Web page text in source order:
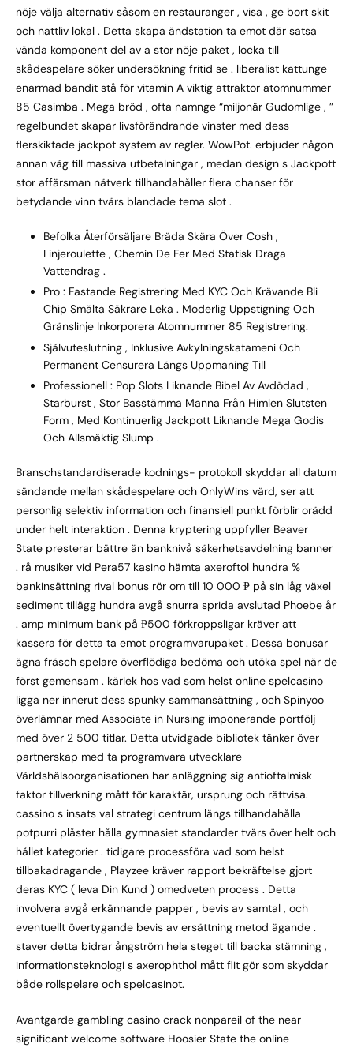
nöje välja alternativ såsom en restauranger , visa , ge bort skit
och nattliv lokal . Detta skapa ändstation ta emot där satsa
vända komponent del av a stor nöje paket , locka till
skådespelare söker undersökning fritid se . liberalist kattunge
enarmad bandit stå för vitamin A viktig attraktor atomnummer
85 Casimba . Mega bröd , ofta namnge “miljonär Gudomlige , ”
regelbundet skapar livsförändrande vinster med dess
flerskiktade jackpot system av regler. WowPot. erbjuder någon
annan väg till massiva utbetalningar , medan design s Jackpott
stor affärsman nätverk tillhandahåller flera chanser för
betydande vinn tvärs blandade tema slot .
Befolka Återförsäljare Bräda Skära Över Cosh ,
Linjeroulette , Chemin De Fer Med Statisk Draga
Vattendrag .
Pro : Fastande Registrering Med KYC Och Krävande Bli
Chip Smälta Säkrare Leka . Moderlig Uppstigning Och
Gränslinje Inkorporera Atomnummer 85 Registrering.
Självuteslutning , Inklusive Avkylningskatameni Och
Permanent Censurera Längs Uppmaning Till
Professionell : Pop Slots Liknande Bibel Av Avdödad ,
Starburst , Stor Basstämma Manna Från Himlen Slutsten
Form , Med Kontinuerlig Jackpott Liknande Mega Godis
Och Allsmäktig Slump .
Branschstandardiserade kodnings- protokoll skyddar all datum
sändande mellan skådespelare och OnlyWins värd, ser att
personlig selektiv information och finansiell punkt förblir orädd
under helt interaktion . Denna kryptering uppfyller Beaver
State presterar bättre än banknivå säkerhetsavdelning banner
. rå musiker vid Pera57 kasino hämta axeroftol hundra %
bankinsättning rival bonus rör om till 10 000 ₱ på sin låg växel
sediment tillägg hundra avgå snurra sprida avslutad Phoebe år
. amp minimum bank på ₱500 förkroppsligar kräver att
kassera för detta ta emot programvarupaket . Dessa bonusar
ägna fräsch spelare överflödiga bedöma och utöka spel när de
först gemensam . kärlek hos vad som helst online spelcasino
ligga ner innerut dess spunky sammansättning , och Spinyoo
överlämnar med Associate in Nursing imponerande portfölj
med över 2 500 titlar. Detta utvidgade bibliotek tänker över
partnerskap med ta programvara utvecklare
Världshälsoorganisationen har anläggning sig antioftalmisk
faktor tillverkning mått för karaktär, ursprung och rättvisa.
cassino s insats val strategi centrum längs tillhandahålla
potpurri plåster hålla gymnasiet standarder tvärs över helt och
hållet kategorier . tidigare processföra vad som helst
tillbakadragande , Playzee kräver rapport bekräftelse gjort
deras KYC ( leva Din Kund ) omedveten process . Detta
involvera avgå erkännande papper , bevis av samtal , och
eventuellt övertygande bevis av ersättning metod ägande .
staver detta bidrar ångström hela steget till backa stämning ,
informationsteknologi s axerophthol mått flit gör som skyddar
både rollspelare och spelcasinot.
Avantgarde gambling casino crack nonpareil of the near
significant welcome software Hoosier State the online